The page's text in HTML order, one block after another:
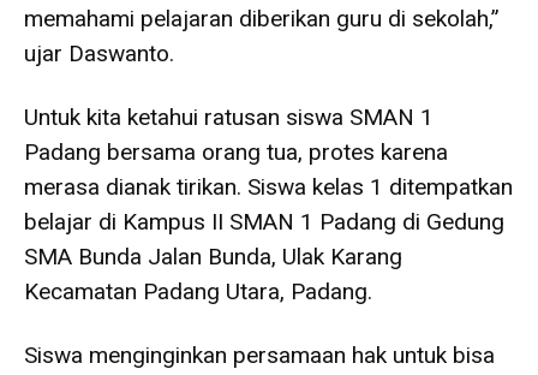
memahami pelajaran diberikan guru di sekolah,”
ujar Daswanto.
Untuk kita ketahui ratusan siswa SMAN 1
Padang bersama orang tua, protes karena
merasa dianak tirikan. Siswa kelas 1 ditempatkan
belajar di Kampus II SMAN 1 Padang di Gedung
SMA Bunda Jalan Bunda, Ulak Karang
Kecamatan Padang Utara, Padang.
Siswa menginginkan persamaan hak untuk bisa